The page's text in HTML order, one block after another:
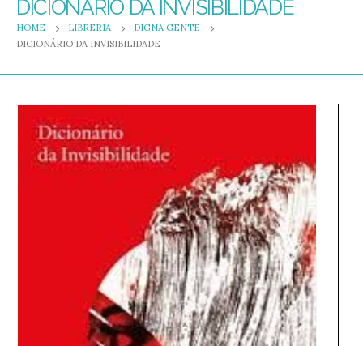
DICIONÁRIO DA INVISIBILIDADE
HOME LIBRERÍA
DIGNA GENTE
DICIONÁRIO DA INVISIBILIDADE